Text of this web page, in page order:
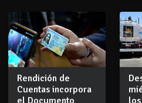
Rendición de
Cuentas incorpora
el Documento